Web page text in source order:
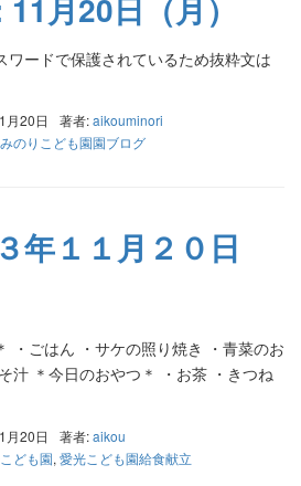
ワードで保護されているため抜粋文は
月20日 著者:aikouminori
のりこども園園ブログ
年１１月２０日
・ごはん ・サケの照り焼き ・青菜のお
汁 ＊今日のおやつ＊ ・お茶 ・きつね
月20日 著者:aikou
ども園, 愛光こども園給食献立